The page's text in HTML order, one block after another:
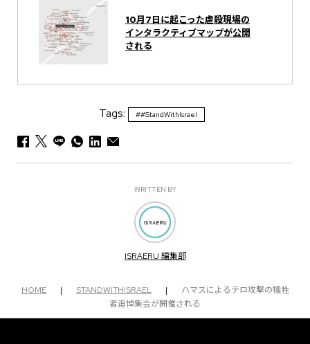
10月7日に起こった虐殺現場の
インタラクティブマップが公開
される
Tags: ##StandWithIsrael
WRITTEN BY
ISRAERU 編集部
HOME | STANDWITHISRAEL |
ハマスによるテロ攻撃の犠牲
者追悼集会が開催される